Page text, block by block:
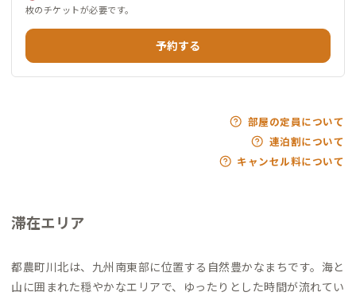
枚のチケットが必要です。
予約する
部屋の定員について
連泊割について
キャンセル料について
滞在エリア
都農町川北は、九州南東部に位置する自然豊かなまちです。海と
山に囲まれた穏やかなエリアで、ゆったりとした時間が流れてい